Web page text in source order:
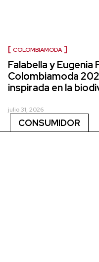
COLOMBIAMODA
Falabella y
Colombiamoda
inspirada en la
julio 31, 2026
CONSUMIDOR